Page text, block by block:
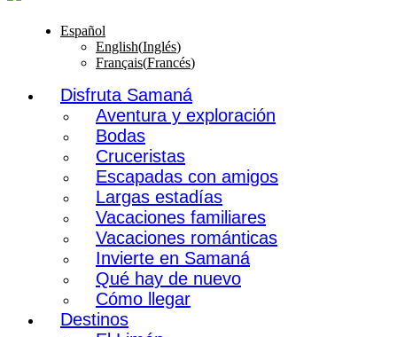
Español
English(Inglés)
Français(Francés)
Disfruta Samaná
Aventura y exploración
Bodas
Cruceristas
Escapadas con amigos
Largas estadías
Vacaciones familiares
Vacaciones románticas
Invierte en Samaná
Qué hay de nuevo
Cómo llegar
Destinos